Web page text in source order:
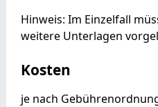
Hinweis: Im Einzelfall
weitere Unterlagen
Kosten
je nach